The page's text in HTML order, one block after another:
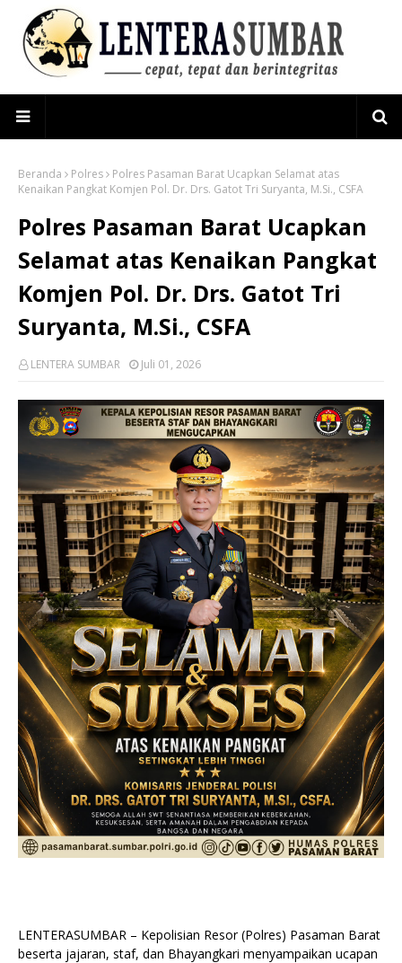
Beranda Polres
Polres Pasaman Barat Ucapkan Selamat atas
Kenaikan Pangkat Komjen Pol. Dr. Drs. Gatot Tri Suryanta, M.Si., CSFA
Polres Pasaman Barat Ucapkan
Selamat atas Kenaikan Pangkat
Komjen Pol. Dr. Drs. Gatot Tri
Suryanta, M.Si., CSFA
LENTERA SUMBAR Juli 01, 2026
LENTERASUMBAR – Kepolisian Resor (Polres) Pasaman Barat
beserta jajaran, staf, dan Bhayangkari menyampaikan ucapan